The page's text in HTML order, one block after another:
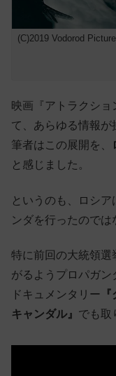
(C)2019 Vodorod
映画『アトラクショ
て、あらゆる情報が
筆者はこの展開を、
と感じました。
というのも、ロシ
ンダを行ったのでは
特に前回の大統領選
がるようプロパガ
ドキュメンタリー
キャンダル』 でも取